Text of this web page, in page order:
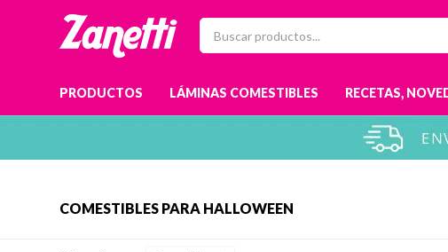
PRODUCTOS LÁMINAS COMESTIBLES RECETAS,
COMESTIBLES PARA HALLOWEEN